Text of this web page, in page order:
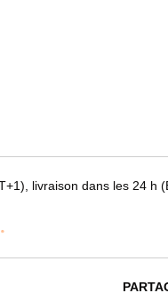
livraison dans les 24 h